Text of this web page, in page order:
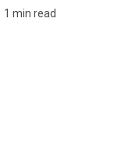
1 min read